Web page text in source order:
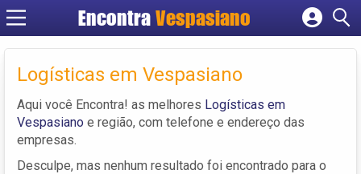
Encontra Vespasiano
Cadastrar empresa
Criar conta
Logísticas em Vespasiano
Aqui você Encontra! as melhores Logísticas em
Vespasiano e região, com telefone e endereço das
empresas.
Desculpe, mas nenhum resultado foi encontrado para o